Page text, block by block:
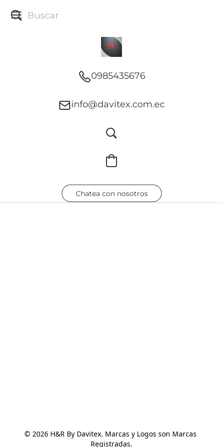
0985435676
info@davitex.com.ec
Chatea con nosotros
© 2026 H&R By Davitex. Marcas y Logos son Marcas
Registradas.